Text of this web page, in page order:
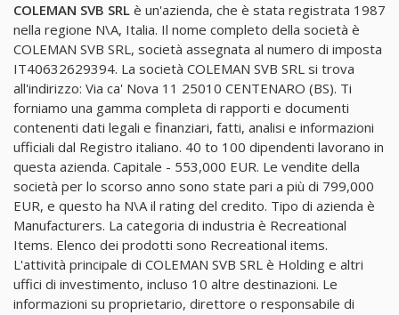
COLEMAN SVB SRL è un'azienda, che è stata registrata 1987
nella regione N\A, Italia. Il nome completo della società è
COLEMAN SVB SRL, società assegnata al numero di imposta
IT40632629394. La società COLEMAN SVB SRL si trova
all'indirizzo: Via ca' Nova 11 25010 CENTENARO (BS). Ti
forniamo una gamma completa di rapporti e documenti
contenenti dati legali e finanziari, fatti, analisi e informazioni
ufficiali dal Registro italiano. 40 to 100 dipendenti lavorano in
questa azienda. Capitale - 553,000 EUR. Le vendite della
società per lo scorso anno sono state pari a più di 799,000
EUR, e questo ha N\A il rating del credito. Tipo di azienda è
Manufacturers. La categoria di industria è Recreational
Items. Elenco dei prodotti sono Recreational items.
L'attività principale di COLEMAN SVB SRL è Holding e altri
uffici di investimento, incluso 10 altre destinazioni. Le
informazioni su proprietario, direttore o responsabile di